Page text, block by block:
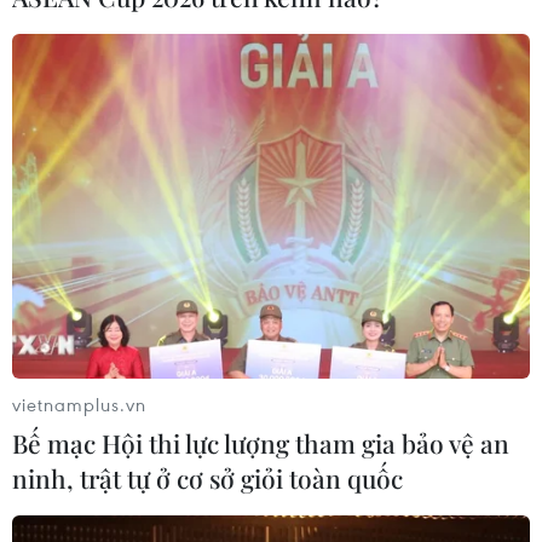
vietnamplus.vn
Bế mạc Hội thi lực lượng tham gia bảo vệ an
ninh, trật tự ở cơ sở giỏi toàn quốc